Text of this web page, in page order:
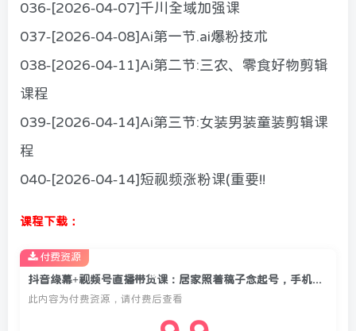
036-[2026-04-07]千川全域加强课
037-[2026-04-08]Ai第一节.ai爆粉技术
038-[2026-04-11]Ai第二节:三农、零食好物剪辑
课程
039-[2026-04-14]Ai第三节:女装男装童装剪辑课
程
040-[2026-04-14]短视频涨粉课(重要!!
课程下载：
抖音绿幕+视频号直播带货课：居家照着稿子念起号，手机电脑双场景搭建全流程
此内容为付费资源，请付费后查看
付费资源